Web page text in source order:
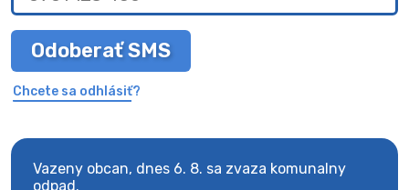
Odoberať SMS
Chcete sa odhlásiť?
Vazeny obcan, dnes 6. 8. sa zvaza komunalny
odpad.